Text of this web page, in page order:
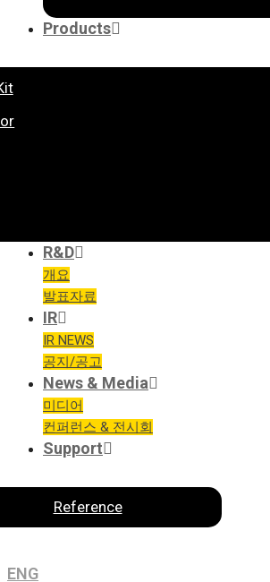
Products
R&D
개요
발표자료
IR
IR NEWS
공지/공고
News & Media
미디어
컨퍼런스 & 전시회
Support
Reference
ENG